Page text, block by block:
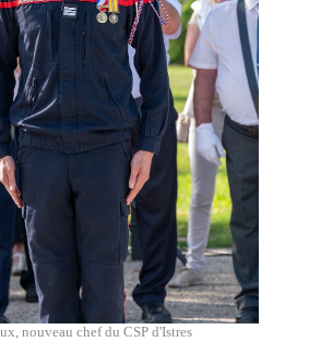
nouveau chef du CSP d'Istres